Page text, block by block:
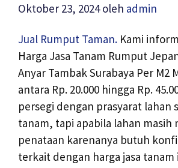
Oktober 23, 2024 oleh admin
Jual Rumput Taman. Kami
Harga Jasa Tanam Rumput
Anyar Tambak Surabaya Per M2
antara Rp. 20.000 hingga Rp.
persegi dengan prasyarat lahan
tanam, tapi apabila lahan masih
penataan karenanya butuh
terkait dengan harga jasa